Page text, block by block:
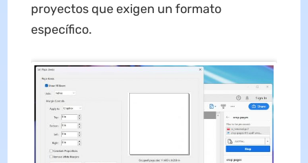
proyectos que exigen un formato
específico.